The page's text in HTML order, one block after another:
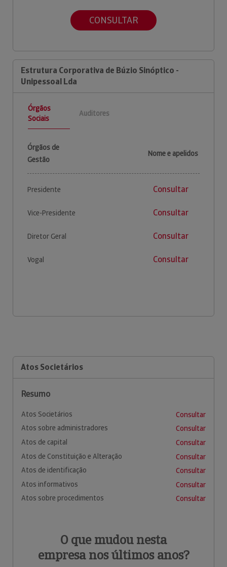
CONSULTAR
Estrutura Corporativa de Búzio Sinóptico -
Unipessoal Lda
Órgãos
Sociais
Auditores
Órgãos de
Gestão
Nome e apelidos
Presidente Consultar
Vice-Presidente Consultar
Diretor Geral Consultar
Vogal Consultar
Atos Societários
Resumo
Atos Societários
Consultar
Atos sobre administradores
Consultar
Atos de capital
Consultar
Atos de Constituição e Alteração
Consultar
Atos de identificação
Consultar
Atos informativos
Consultar
Atos sobre procedimentos
Consultar
O que mudou nesta
empresa nos últimos anos?